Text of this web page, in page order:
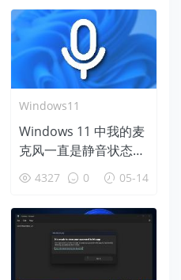
Windows11
Windows 11 中我的麦
克风一直是静音状态？
5种办法尝试修复
4327 0 05-14